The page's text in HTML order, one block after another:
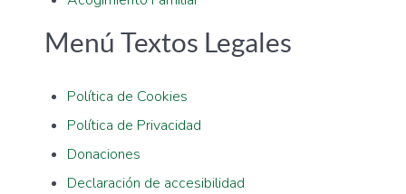
Menú Textos Legales
Política de Cookies
Política de Privacidad
Donaciones
Declaración de accesibilidad